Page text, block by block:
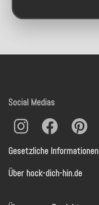
Gesetzliche Informationen
Über hock-dich-hin.de
Social Medias